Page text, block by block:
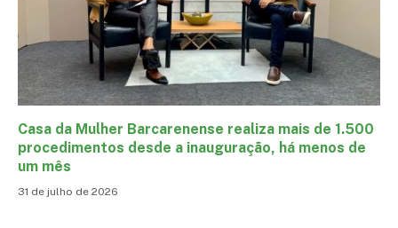
Casa da Mulher Barcarenense realiza mais de 1.500
procedimentos desde a inauguração, há menos de
um mês
31 de julho de 2026